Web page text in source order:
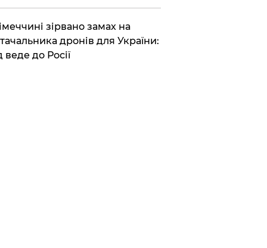
зірвано замах на
дронів для України:
веде до Росії